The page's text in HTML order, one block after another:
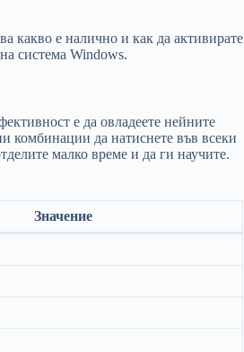
какво е налично и как да активирате
система Windows.
е да овладеете нейните
комбинации да натиснете във всеки
малко време и да ги научите.
Значение